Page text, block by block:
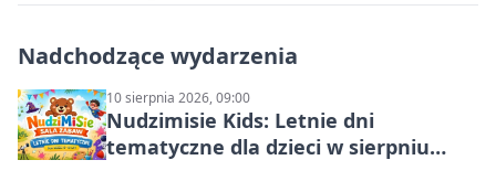
Nadchodzące wydarzenia
10 sierpnia 2026, 09:00
Nudzimisie Kids: Letnie dni
tematyczne dla dzieci w sierpniu